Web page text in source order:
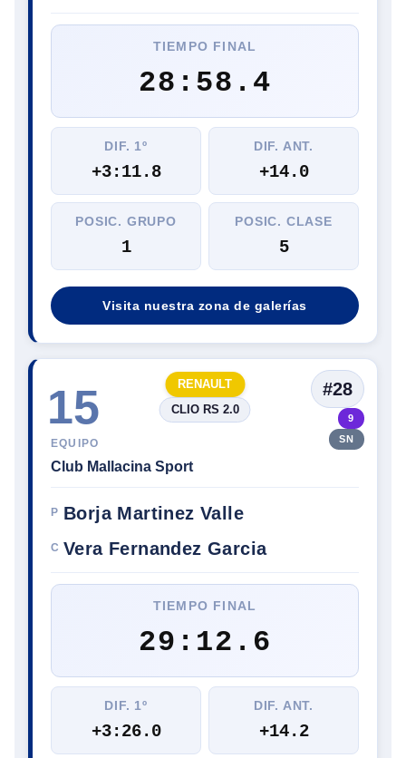
TIEMPO FINAL
28:58.4
DIF. 1º
+3:11.8
DIF. ANT.
+14.0
POSIC. GRUPO
1
POSIC. CLASE
5
Visita nuestra zona de galerías
15 #28
9
SN
EQUIPO
Club Mallacina Sport
RENAULT
CLIO RS 2.0
P Borja Martinez Valle
C Vera Fernandez Garcia
TIEMPO FINAL
29:12.6
DIF. 1º
+3:26.0
DIF. ANT.
+14.2